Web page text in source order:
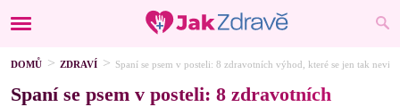
DOMŮ ZDRAVÍ Spaní se psem v posteli: 8 zdravotních výhod, které se jen tak nevidí
Spaní se psem v posteli: 8 zdravotních